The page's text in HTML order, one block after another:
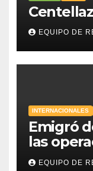
EQUIPO DE
INTERNACIONALES
Emigró
las
enEQUIPO DE